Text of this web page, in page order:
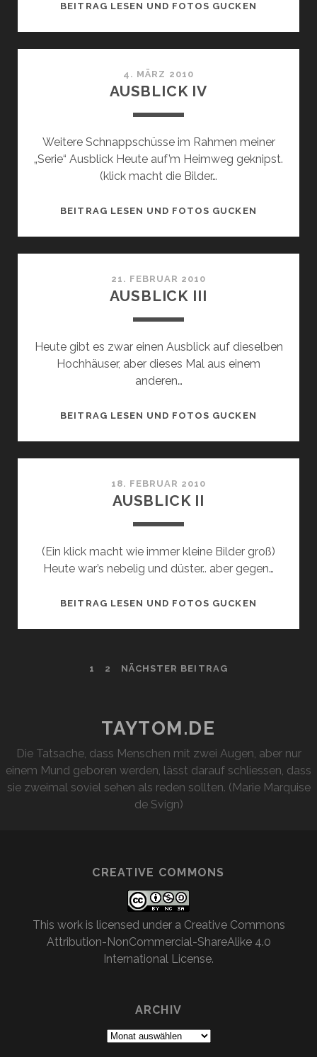
BEITRAG LESEN UND FOTOS GUCKEN
4. MÄRZ 2010
AUSBLICK IV
Weitere Schnappschüsse im Rahmen meiner
„Serie“ Ausblick Heute auf’m Heimweg geknipst.
(klick macht die Bilder…
BEITRAG LESEN UND FOTOS GUCKEN
21. FEBRUAR 2010
AUSBLICK III
Heute gibt es zwar einen Ausblick auf dieselben
Hochhäuser, aber dieses Mal aus einem
anderen…
BEITRAG LESEN UND FOTOS GUCKEN
18. FEBRUAR 2010
AUSBLICK II
(Ein klick macht wie immer kleine Bilder groß)
Heute war’s nebelig und düster.. aber gegen…
BEITRAG LESEN UND FOTOS GUCKEN
BEITRAGSNAVIGATION
1 2 NÄCHSTER BEITRAG
TAYTOM.DE
Die Tatsache, dass Menschen mit zwei Augen, aber nur
einem Mund geboren werden, lässt darauf schliessen, dass
sie zweimal soviel sehen als reden sollten. (Marie Marquise
de Svign)
CREATIVE COMMONS
This work is licensed under a Creative Commons
Attribution-NonCommercial-ShareAlike 4.0
International License.
ARCHIV
Archiv